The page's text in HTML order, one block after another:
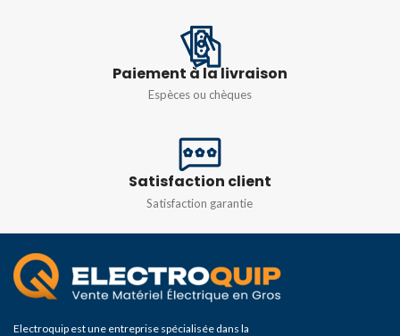
MAXIMALE ADMISSIBLE
IMPÉDANCE D'ENTRÉE
10MΩ
TENSION CA: TENSION
D'ENTRÉE MAXIMALE
ADMISSIBLE
Paiement à la livraison
Espèces ou chèques
Satisfaction client
Satisfaction garantie
Electroquip est une entreprise spécialisée dans la